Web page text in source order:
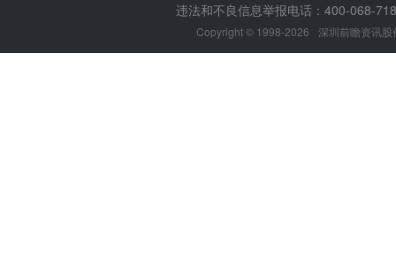
违法和不良信息举报电话：400-068-
Copyright © 1998-2026 深圳前瞻资讯股